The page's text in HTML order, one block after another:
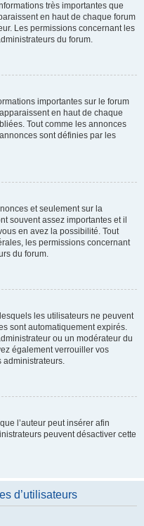
très importantes que
en haut de chaque forum
Les permissions concernant les
du forum.
importantes sur le forum
en haut de chaque
Tout comme les annonces
sont définies par les
et seulement sur la
souvent assez importantes et il
en avez la possibilité. Tout
les permissions concernant
du forum.
les utilisateurs ne peuvent
sont automatiquement expirés.
ou un modérateur du
également verrouiller vos
administrateurs.
l’auteur peut insérer afin
peuvent désactiver cette
d’utilisateurs